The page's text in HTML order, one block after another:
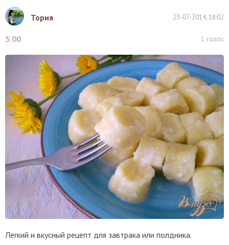
Тория 23-07-2014, 18:02
5.00 1 голос
Легкий и вкусный рецепт для завтрака или полдника.